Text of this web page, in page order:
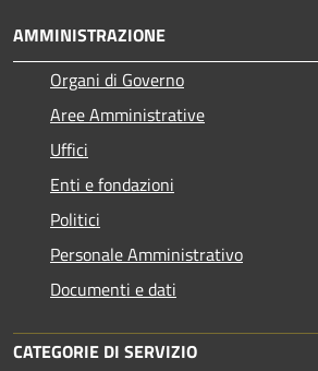
AMMINISTRAZIONE
Organi di Governo
Aree Amministrative
Uffici
Enti e fondazioni
Politici
Personale Amministrativo
Documenti e dati
CATEGORIE DI SERVIZIO